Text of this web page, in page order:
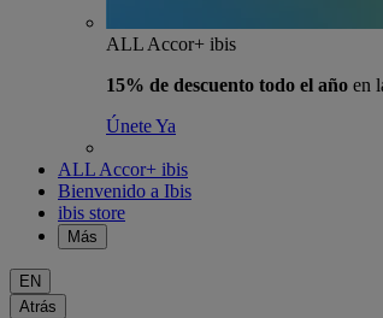
ALL Accor+ ibis
15% de descuento todo el año en
Únete Ya
ALL Accor+ ibis
Bienvenido a Ibis
ibis store
Más
EN
Atrás